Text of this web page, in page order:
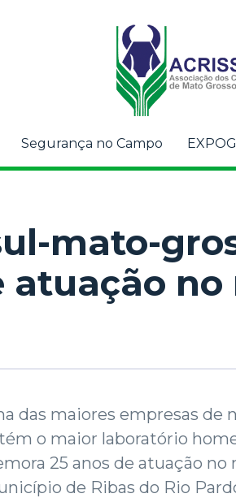
Segurança no Campo
mato-
atuação
das maiores empresas de
o maior laboratório
25 anos de atuação no
de Ribas do Rio